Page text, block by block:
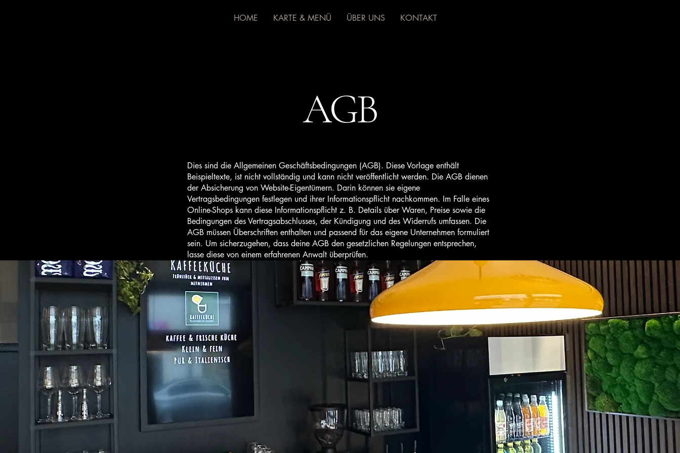
HOME KARTE & MENÜ ÜBER UNS KONTAKT
AGB
Dies sind die Allgemeinen Geschäftsbedingungen (AGB). Diese Vorlage enthält
Beispieltexte, ist nicht vollständig und kann nicht veröffentlicht werden. Die AGB dienen
der Absicherung von Website-Eigentümern. Darin können sie eigene
Vertragsbedingungen festlegen und ihrer Informationspflicht nachkommen. Im Falle eines
Online-Shops kann diese Informationspflicht z. B. Details über Waren, Preise sowie die
Bedingungen des Vertragsabschlusses, der Kündigung und des Widerrufs umfassen. Die
AGB müssen Überschriften enthalten und passend für das eigene Unternehmen formuliert
sein. Um sicherzugehen, dass deine AGB den gesetzlichen Regelungen entsprechen,
lasse diese von einem erfahrenen Anwalt überprüfen.